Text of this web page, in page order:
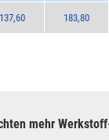
137,60 183,80
mehr